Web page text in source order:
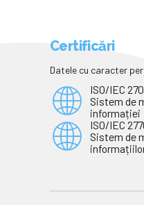
Certificări
Datele cu caracter
ISO/IEC
Sistem de
informației
ISO/IEC
Sistem de